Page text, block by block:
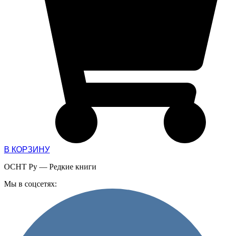
В КОРЗИНУ
ОСНТ Ру — Редкие книги
Мы в соцсетях: